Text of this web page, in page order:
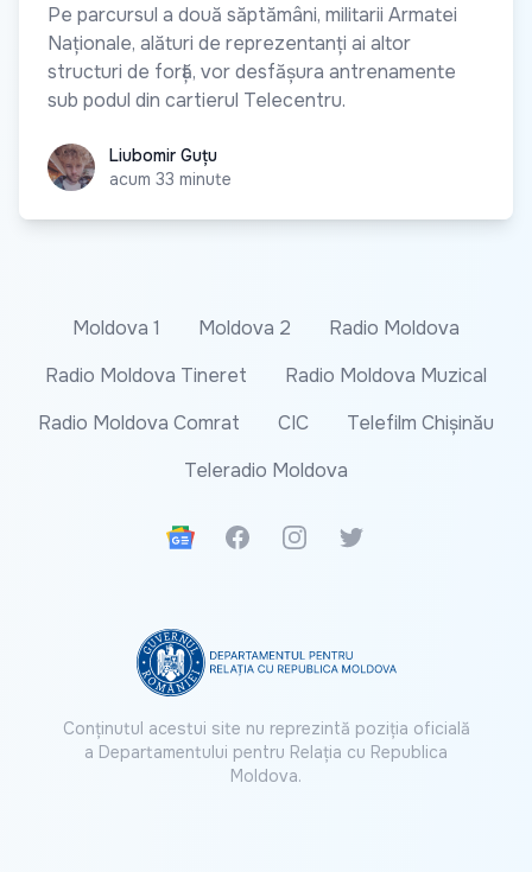
Pe parcursul a două săptămâni, militarii Armatei
Naționale, alături de reprezentanți ai altor
structuri de forță, vor desfășura antrenamente
sub podul din cartierul Telecentru.
Liubomir Guțu
Liubomir Guțu
acum 33 minute
Moldova 1 Moldova 2
Radio Moldova
Radio Moldova Tineret
Radio Moldova Muzical
Radio Moldova Comrat
CIC
Telefilm Chișinău
Teleradio Moldova
Google News
FacebookInstagramTwitter
Conținutul acestui site nu reprezintă poziția oficială
a Departamentului pentru Relația cu Republica
Moldova.